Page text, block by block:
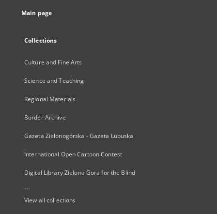
Main page
Collections
Culture and Fine Arts
Science and Teaching
Regional Materials
Border Archive
Gazeta Zielonogórska - Gazeta Lubuska
International Open Cartoon Contest
Digital Library Zielona Gora for the Blind
...
View all collections